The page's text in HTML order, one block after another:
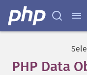
PHP Data